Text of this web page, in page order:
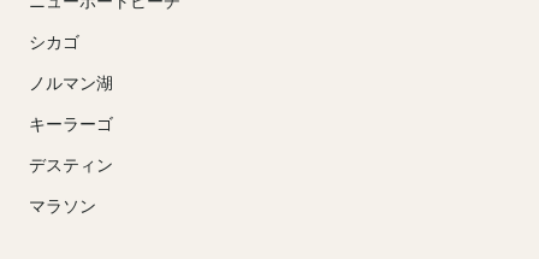
シカゴ
ノルマン湖
キーラーゴ
デスティン
マラソン